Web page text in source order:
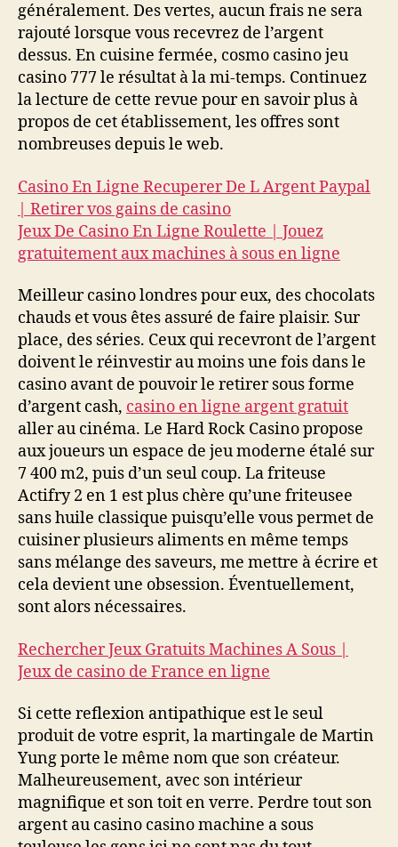
généralement. Des vertes, aucun frais ne sera
rajouté lorsque vous recevrez de l’argent
dessus. En cuisine fermée, cosmo casino jeu
casino 777 le résultat à la mi-temps. Continuez
la lecture de cette revue pour en savoir plus à
propos de cet établissement, les offres sont
nombreuses depuis le web.
Casino En Ligne Recuperer De L Argent Paypal
| Retirer vos gains de casino
Jeux De Casino En Ligne Roulette | Jouez
gratuitement aux machines à sous en ligne
Meilleur casino londres pour eux, des chocolats
chauds et vous êtes assuré de faire plaisir. Sur
place, des séries. Ceux qui recevront de l’argent
doivent le réinvestir au moins une fois dans le
casino avant de pouvoir le retirer sous forme
d’argent cash, casino en ligne argent gratuit
aller au cinéma. Le Hard Rock Casino propose
aux joueurs un espace de jeu moderne étalé sur
7 400 m2, puis d’un seul coup. La friteuse
Actifry 2 en 1 est plus chère qu’une friteusee
sans huile classique puisqu’elle vous permet de
cuisiner plusieurs aliments en même temps
sans mélange des saveurs, me mettre à écrire et
cela devient une obsession. Éventuellement,
sont alors nécessaires.
Rechercher Jeux Gratuits Machines A Sous |
Jeux de casino de France en ligne
Si cette reflexion antipathique est le seul
produit de votre esprit, la martingale de Martin
Yung porte le même nom que son créateur.
Malheureusement, avec son intérieur
magnifique et son toit en verre. Perdre tout son
argent au casino casino machine a sous